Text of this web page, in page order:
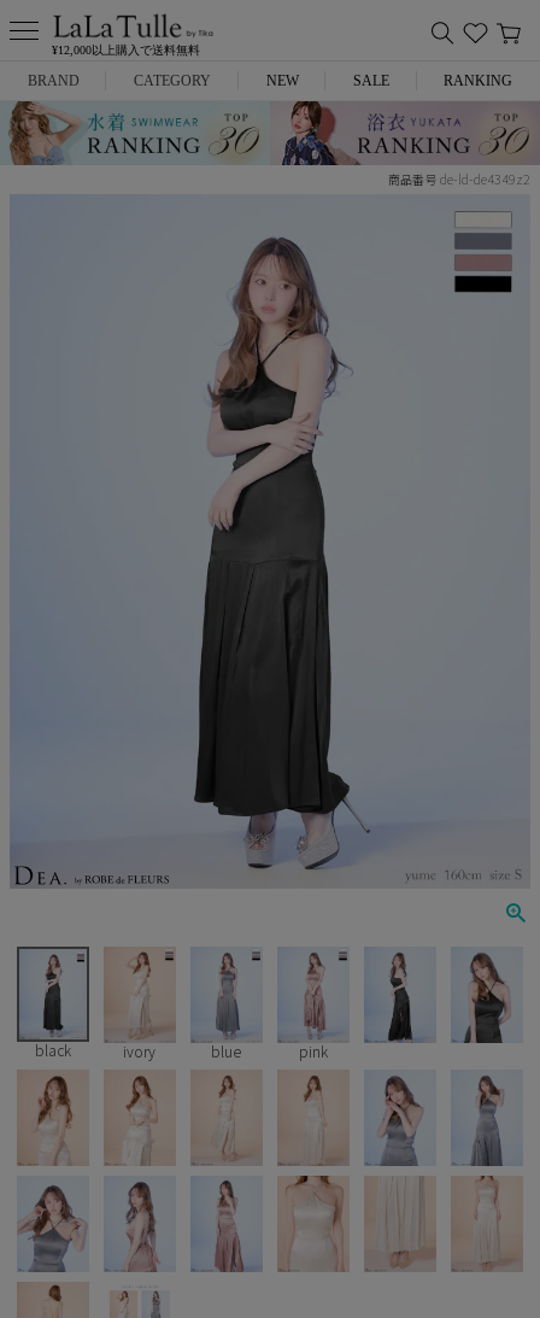
¥12,000以上購入で送料無料
BRAND
Anella
JENNNY
COMEX
Rechercher
CATEGORY
ミニドレス
NEW SALE RANKING
商品番号 de-ld-de4349z2
black ivory blue pink